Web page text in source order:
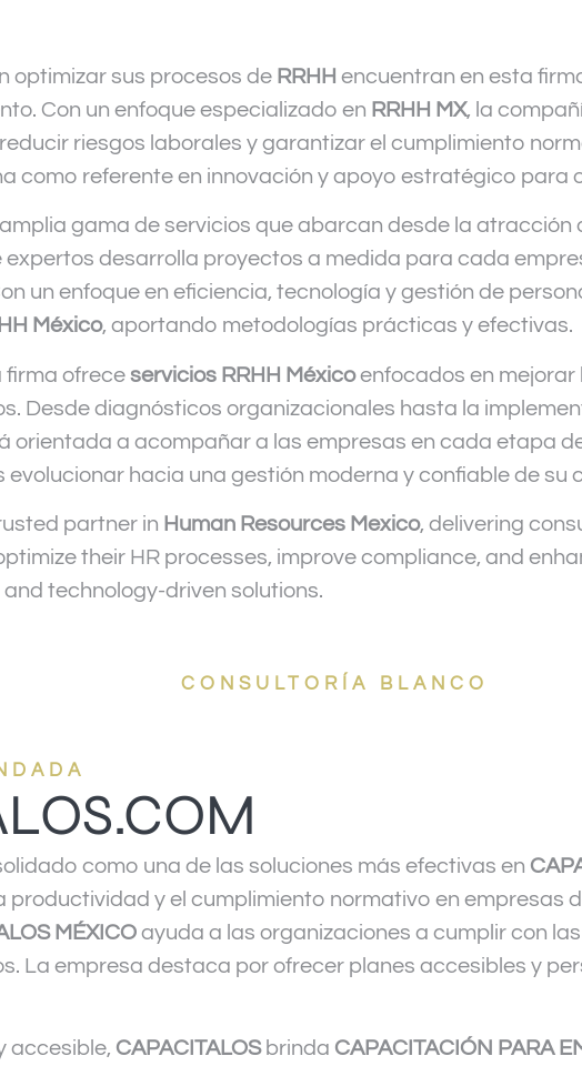
optimizar sus procesos de RRHH encuentran en esta
Con un enfoque especializado en RRHH MX, la
riesgos laborales y garantizar el cumplimiento
como referente en innovación y apoyo estratégico para
gama de servicios que abarcan desde la
expertos desarrolla proyectos a medida para cada
un enfoque en eficiencia, tecnología y gestión de
México, aportando metodologías prácticas y efectivas.
firma ofrece servicios RRHH Méxicoenfocados en mejorar
Desde diagnósticos organizacionales hasta la
orientada a acompañar a las empresas en cada etapa
evolucionar hacia una gestión moderna y confiable de su
partner in Human Resources Mexico, delivering
their HR processes, improve compliance, and
technology-driven solutions.
CONSULTORÍA BLANCO
como una de las soluciones más efectivas en
productividad y el cumplimiento normativo en empresas
MÉXICO ayuda a las organizaciones a cumplir con
La empresa destaca por ofrecer planes accesibles y
accesible, CAPACITALOSbrinda CAPACITACIÓN PARA